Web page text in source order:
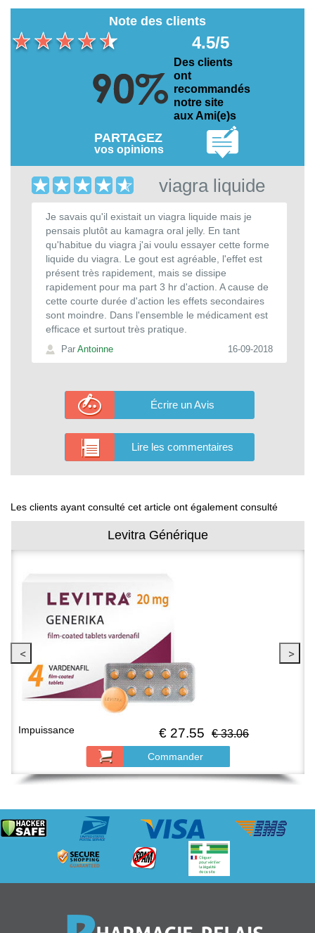
Note des clients
4.5/5
Des clients
ont
recommandés
notre site
aux Ami(e)s
PARTAGEZ
vos opinions
viagra liquide
Je savais qu'il existait un viagra liquide mais je
pensais plutôt au kamagra oral jelly. En tant
qu'habitue du viagra j'ai voulu essayer cette forme
liquide du viagra. Le gout est agréable, l'effet est
présent très rapidement, mais se dissipe
rapidement pour ma part 3 hr d'action. A cause de
cette courte durée d'action les effets secondaires
sont moindre. Dans l'ensemble le médicament est
efficace et surtout très pratique.
Par Antoinne 16-09-2018
Écrire un Avis
Lire les commentaires
Les clients ayant consulté cet article ont également consulté
€ 33.06 Troubles sexuels